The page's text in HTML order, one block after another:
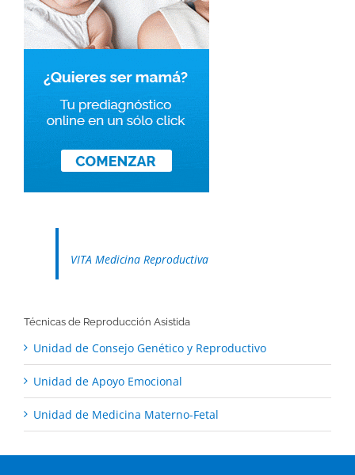
VITA Medicina Reproductiva
Técnicas de Reproducción Asistida
Unidad de Consejo Genético y Reproductivo
Unidad de Apoyo Emocional
Unidad de Medicina Materno-Fetal